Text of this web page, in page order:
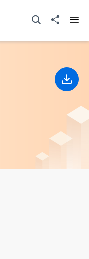
打開搜尋器分享至
下載